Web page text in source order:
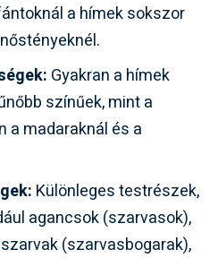
a hímek sokszor
Gyakran a hímek
színűek, mint a
a madaraknál és a
Különleges testrészek,
agancsok (szarvasok),
(szarvasbogarak),